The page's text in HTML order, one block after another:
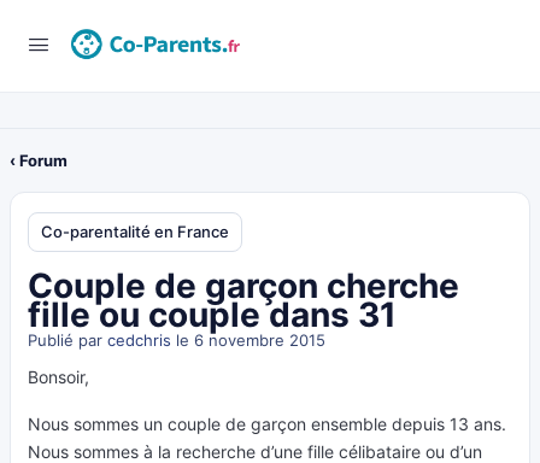
‹ Forum
Co-parentalité en France
Couple de garçon cherche
fille ou couple dans 31
Publié par cedchris le 6 novembre 2015
Bonsoir,
Nous sommes un couple de garçon ensemble depuis 13 ans.
Nous sommes à la recherche d’une fille célibataire ou d’un